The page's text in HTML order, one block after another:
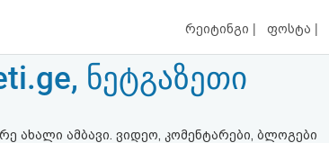
რეიტინგი | ფოსტა |
ნეტგაზეთი
ახალი ამბავი. ვიდეო, კომენტარები, ბლოგები